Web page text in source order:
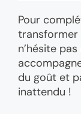
Pour
transformer
n’hésite
du goût et
inattendu !